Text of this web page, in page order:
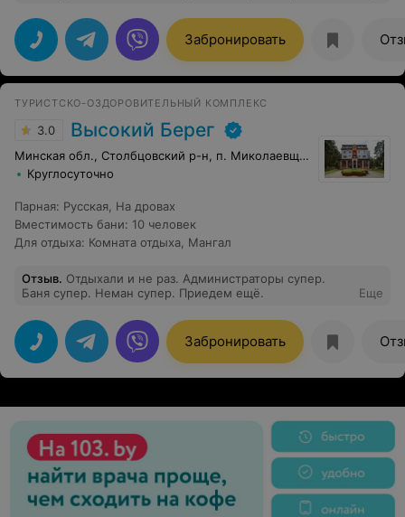
комфортного отдыха. Особенно понравилась русская
баня на дровах и джакузи на открытом воздухе.
Персонал очень дружелюбный и всегда рады помочь.
Отличное место для тех, кто хочет сбежать от
городской суеты и насладится природой.
Забронировать
ТУРИСТСКО-ОЗДОРОВИТЕЛЬНЫЙ КОМПЛЕКС
3.0 Высокий Берег
Минская обл., Столбцовский р-н, п. Миколаевщина
Круглосуточно
Парная: Русская, На дровах
Вместимость бани: 10 человек
Для отдыха: Комната отдыха, Мангал
Отзыв. Отдыхали и не раз. Администраторы супер.
Баня супер. Неман супер. Приедем ещё.
Еще
Забронировать